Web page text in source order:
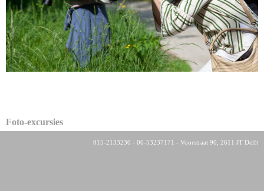
Foto-excursies
015-2133230 - 06-53237171 - Voorstraat 90, 2611 JT Delft